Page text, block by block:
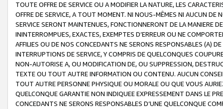
TOUTE OFFRE DE SERVICE OU A MODIFIER LA NATURE, LES
OFFRE DE SERVICE, A TOUT MOMENT. NI NOUS-MÊMES NI AUCUN DE
SERVICE SERONT MAINTENUES, FONCTIONNERONT DE LA MANIERE
ININTERROMPUES, EXACTES, EXEMPTES D’ERREUR OU NE
AFFILIES OU DE NOS CONCEDANTS NE SERONS RESPONSABLES (A)
INTERRUPTIONS DE SERVICE, Y COMPRIS DE QUELCONQUES
NON-AUTORISE A, OU MODIFICATION DE, OU SUPPRESSION,
TEXTE OU TOUT AUTRE INFORMATION OU CONTENU. AUCUN
TOUT AUTRE PERSONNE PHYSIQUE OU MORALE OU QUE VOUS
QUELCONQUE GARANTIE NON INDIQUEE EXPRESSEMENT DANS LE
CONCEDANTS NE SERONS RESPONSABLES D’UNE QUELCONQUE